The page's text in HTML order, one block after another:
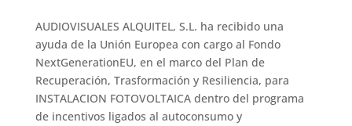
AUDIOVISUALES ALQUITEL, S.L. ha recibido una
ayuda de la Unión Europea con cargo al Fondo
NextGenerationEU, en el marco del Plan de
Recuperación, Trasformación y Resiliencia, para
INSTALACION FOTOVOLTAICA dentro del programa
de incentivos ligados al autoconsumo y